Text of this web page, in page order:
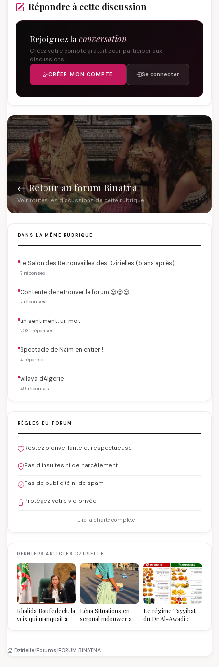
Répondre à cette discussion
Rejoignez la conversation
Créez votre compte gratuit pour participer aux
discussions.
CRÉER MON COMPTE Se connecter
← Retour au forum Binatna
Voir toutes les discussions de cette rubrique
DANS LA MÊME RUBRIQUE
Le Salon des Retrouvailles des Dzirielles (5 ans après)
7 réponses
Contente de retrouver le forum 😍😍😍
7 réponses
un sentiment, un mot.
2031 réponses
Spectacle de Naïm en entier !
4 réponses
wilaya d'Algerie
49 réponses
RÈGLES DU FORUM
Restez bienveillante et respectueuse
Pas d'insultes ni de harcèlement
Pas de publicité ni de spam
Protégez votre vie privée
Lire la charte complète →
DERNIERS ARTICLES DZIRIELLE
Khalida Boufedech, la
voix qui manquait au
Léna Situations en
seroual mdouwer au
pièce mode de l'été
Le régime Tayyibat
du Dr Al-Awadi :
Dzirielle/Forums/FORUM BINATNA